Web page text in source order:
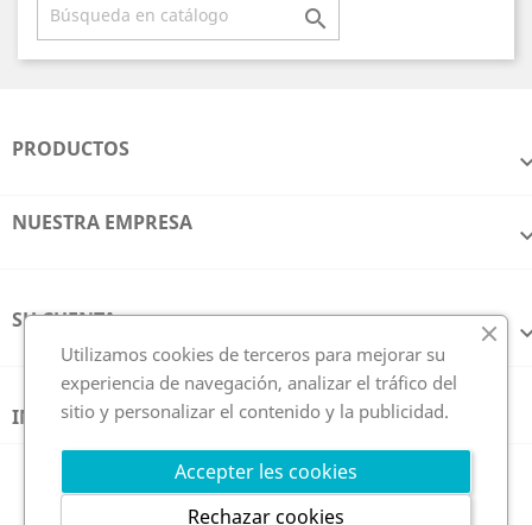

PRODUCTOS
NUESTRA EMPRESA
SU CUENTA
INFORMACIÓN DE LA TIENDA
Síguenos en
Utilizamos cookies de terceros para mejorar su
experiencia de navegación, analizar el tráfico del
sitio y personalizar el contenido y la publicidad.
Accepter les cookies
Rechazar cookies